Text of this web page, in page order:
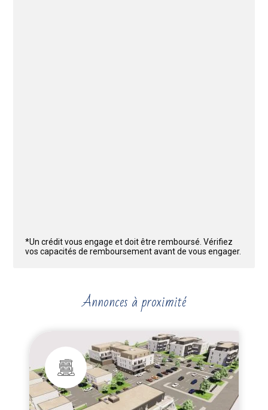
*Un crédit vous engage et doit être remboursé. Vérifiez
vos capacités de remboursement avant de vous engager.
Annonces à proximité